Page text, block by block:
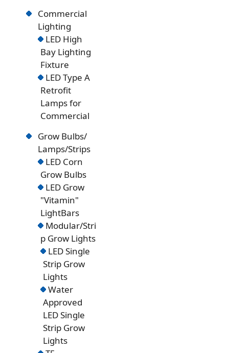
Commercial
Lighting
LED High
Bay Lighting
Fixture
LED Type A
Retrofit
Lamps for
Commercial
Grow Bulbs/
Lamps/Strips
LED Corn
Grow Bulbs
LED Grow
"Vitamin"
LightBars
Modular/Stri
p Grow Lights
LED Single
Strip Grow
Lights
Water
Approved
LED Single
Strip Grow
Lights